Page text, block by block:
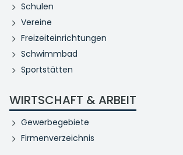
Schulen
Vereine
Freizeiteinrichtungen
Schwimmbad
Sportstätten
WIRTSCHAFT & ARBEIT
Gewerbegebiete
Firmenverzeichnis